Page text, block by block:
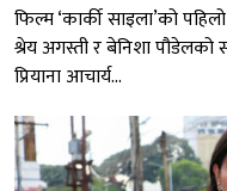
फिल्म ‘कार्की साइला’को
श्रेय अगस्ती र बेनिशा पौडेलको
प्रियाना आचार्य...